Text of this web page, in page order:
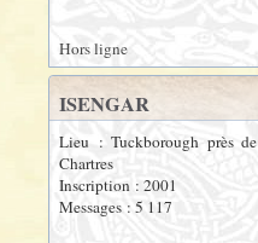
Hors ligne
ISENGAR
Lieu : Tuckborough près de
Chartres
Inscription : 2001
Messages : 5 117